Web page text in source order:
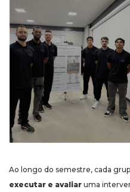
Ao longo do semestre, cada
executar e avaliar uma